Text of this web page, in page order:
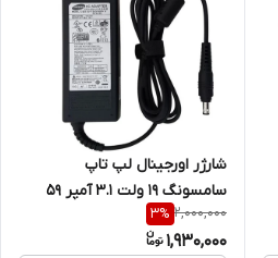
شارژر اورجینال لپ تاپ
سامسونگ 19 ولت 3.1 آمپر 59
وات 5.5mm * 3mm ‎
2,000,000
3%
1,930,000